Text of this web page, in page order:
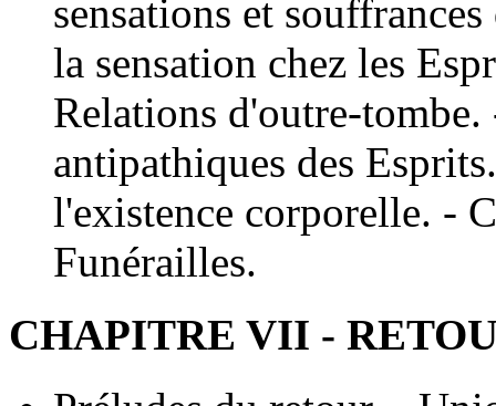
sensations et
la sensation chez les
Relations d'outre-
antipathiques des
l'existence corporelle. -
Funérailles.
CHAPITRE VII -